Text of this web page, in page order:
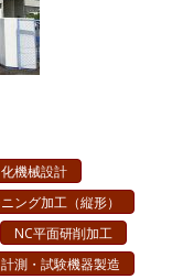
機械設計
ング加工（縦形）
NC平面研削加工
計測・試験機器製造